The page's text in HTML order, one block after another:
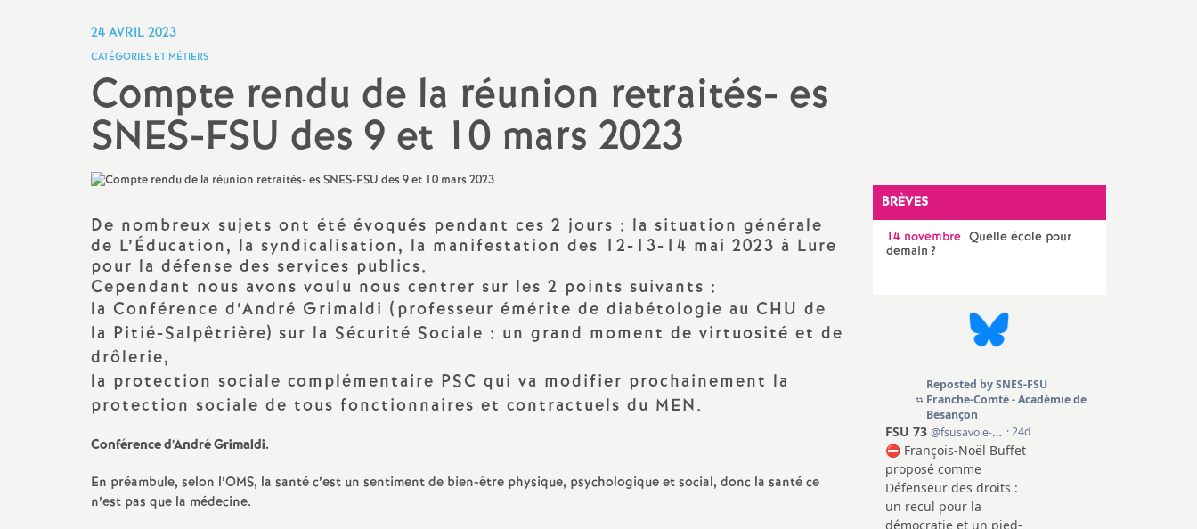
N
a
t
i
o
n
a
d
Actualité des disciplines
Ils ont osé
Action sociale
Actualité culturelle et
militante
Evaluations promotions
Mutations
Non Titulaires
PsyEN-DCIO
Vie scolaire : AED, AESH, CPE
Elections professionnelles
24 AVRIL 2023
CATÉGORIES ET MÉTIERS
Compte rendu de la réunion retraités- es
SNES-FSU des 9 et 10 mars 2023
De nombreux sujets ont été évoqués pendant ces 2 jours : la situation générale
de L’Éducation, la syndicalisation, la manifestation des 12-13-14 mai 2023 à Lure
pour la défense des services publics.
Cependant nous avons voulu nous centrer sur les 2 points suivants :
la Conférence d’André Grimaldi (professeur émérite de diabétologie au CHU de
la Pitié-Salpêtrière) sur la Sécurité Sociale : un grand moment de virtuosité et de
drôlerie,
la protection sociale complémentaire PSC qui va modifier prochainement la
protection sociale de tous fonctionnaires et contractuels du MEN.
Conférence d’André Grimaldi.
En préambule, selon l’OMS, la santé c’est un sentiment de bien-être physique, psychologique et social, donc la santé ce
n’est pas que la médecine.
BRÈVES
14 novembre Quelle école pour
demain ?